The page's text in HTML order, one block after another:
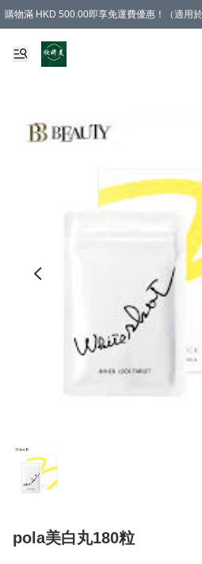
購物滿 HKD 500.00即享免運費優惠！（適用
pola美白丸180粒